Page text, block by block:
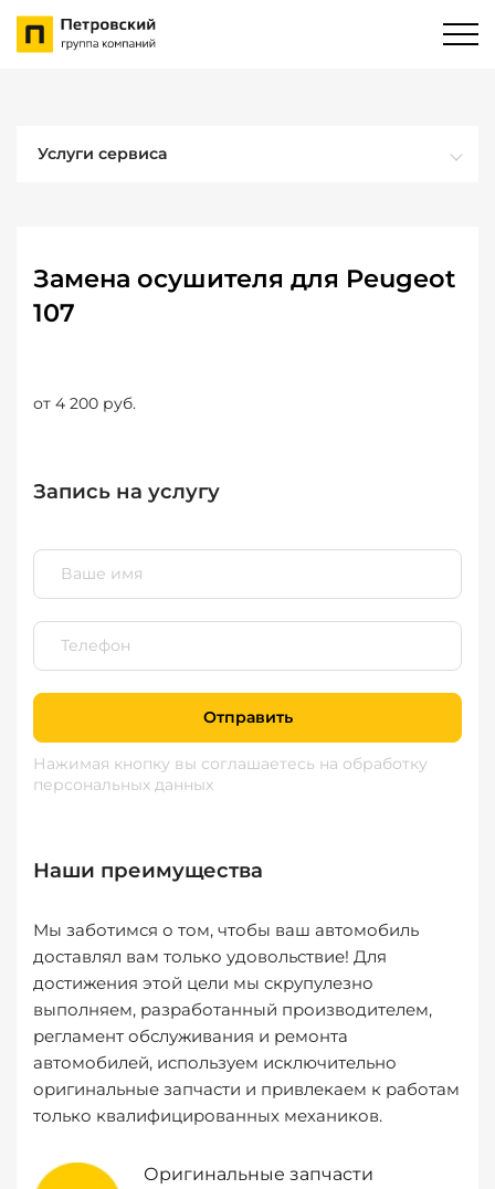
Услуги сервиса
Замена осушителя для Peugeot
107
от 4 200 руб.
Запись на услугу
Отправить
Нажимая кнопку вы соглашаетесь на обработку
персональных данных
Наши преимущества
Мы заботимся о том, чтобы ваш автомобиль
доставлял вам только удовольствие! Для
достижения этой цели мы скрупулезно
выполняем, разработанный производителем,
регламент обслуживания и ремонта
автомобилей, используем исключительно
оригинальные запчасти и привлекаем к работам
только квалифицированных механиков.
Оригинальные запчасти